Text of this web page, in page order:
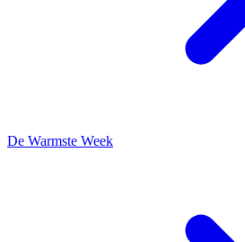
De Warmste Week